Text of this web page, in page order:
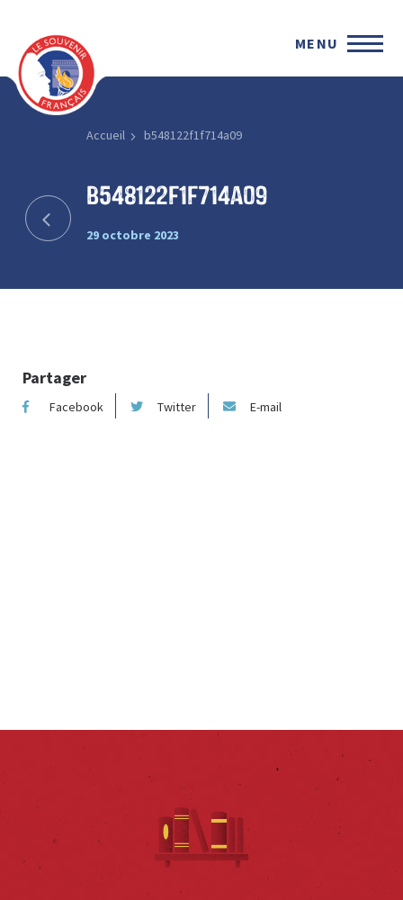
MENU
Accueil b548122f1f714a09
b548122f1f714a09
29 octobre 2023
Partager
Facebook Twitter E-mail